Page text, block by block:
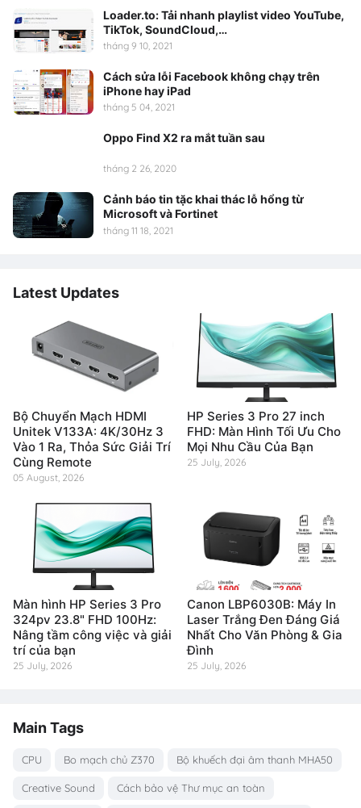
Loader.to: Tải nhanh playlist video YouTube,
TikTok, SoundCloud,…
tháng 9 10, 2021
Cách sửa lỗi Facebook không chạy trên
iPhone hay iPad
tháng 5 04, 2021
Oppo Find X2 ra mắt tuần sau
tháng 2 26, 2020
Cảnh báo tin tặc khai thác lỗ hổng từ
Microsoft và Fortinet
tháng 11 18, 2021
Latest Updates
Bộ Chuyển Mạch HDMI
Unitek V133A: 4K/30Hz 3
Vào 1 Ra, Thỏa Sức Giải Trí
Cùng Remote
05 August, 2026
HP Series 3 Pro 27 inch
FHD: Màn Hình Tối Ưu Cho
Mọi Nhu Cầu Của Bạn
25 July, 2026
Màn hình HP Series 3 Pro
324pv 23.8" FHD 100Hz:
Nâng tầm công việc và giải
trí của bạn
25 July, 2026
Canon LBP6030B: Máy In
Laser Trắng Đen Đáng Giá
Nhất Cho Văn Phòng & Gia
Đình
25 July, 2026
Main Tags
CPU Bo mạch chủ Z370 Bộ khuếch đại âm thanh MHA50
Creative Sound Cách bảo vệ Thư mục an toàn